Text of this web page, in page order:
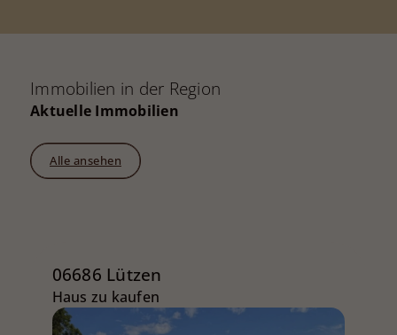
Immobilien in der Region
Aktuelle Immobilien
Alle ansehen
06686 Lützen
Haus zu kaufen